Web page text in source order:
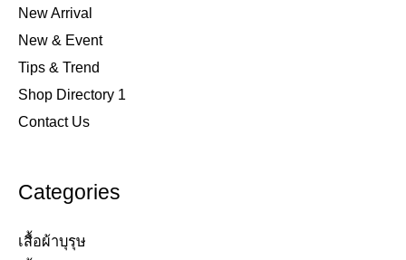
New Arrival
New & Event
Tips & Trend
Shop Directory 1
Contact Us
Categories
เสื้อผ้าบุรุษ